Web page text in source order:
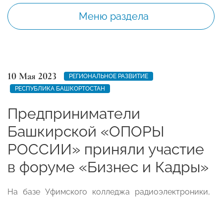
Меню раздела
10 Мая 2023
РЕГИОНАЛЬНОЕ РАЗВИТИЕ
РЕСПУБЛИКА БАШКОРТОСТАН
Предприниматели
Башкирской «ОПОРЫ
РОССИИ» приняли участие
в форуме «Бизнес и Кадры»
На базе Уфимского колледжа радиоэлектроники,